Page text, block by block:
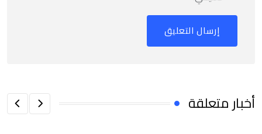
أخبار متعلقة